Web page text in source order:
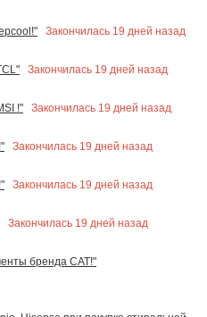
Закончилась 19 дней назад
Закончилась 19 дней назад
!"
Закончилась 19 дней назад
Закончилась 19 дней назад
Закончилась 19 дней назад
Закончилась 19 дней назад
бренда CAT!"